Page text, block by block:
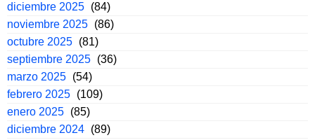
diciembre 2025 (84)
noviembre 2025 (86)
octubre 2025 (81)
septiembre 2025 (36)
marzo 2025 (54)
febrero 2025 (109)
enero 2025 (85)
diciembre 2024 (89)